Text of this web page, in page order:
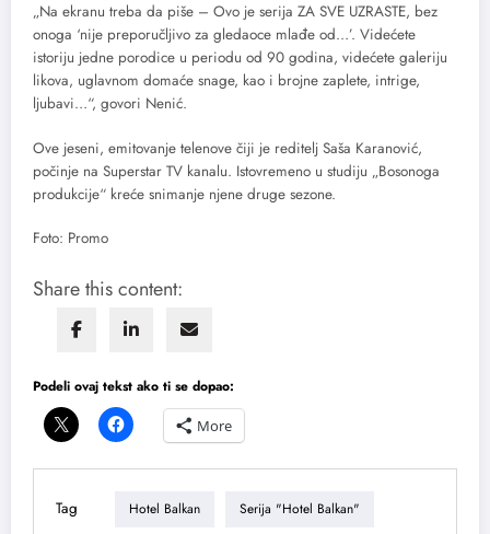
„Na ekranu treba da piše – Ovo je serija ZA SVE UZRASTE, bez
onoga ‘nije preporučljivo za gledaoce mlađe od…’. Videćete
istoriju jedne porodice u periodu od 90 godina, videćete galeriju
likova, uglavnom domaće snage, kao i brojne zaplete, intrige,
ljubavi…“, govori Nenić.
Ove jeseni, emitovanje telenove čiji je reditelj Saša Karanović,
počinje na Superstar TV kanalu. Istovremeno u studiju „Bosonoga
produkcije“ kreće snimanje njene druge sezone.
Foto: Promo
Share this content:
Podeli ovaj tekst ako ti se dopao:
More
Tag Hotel Balkan Serija "Hotel Balkan"